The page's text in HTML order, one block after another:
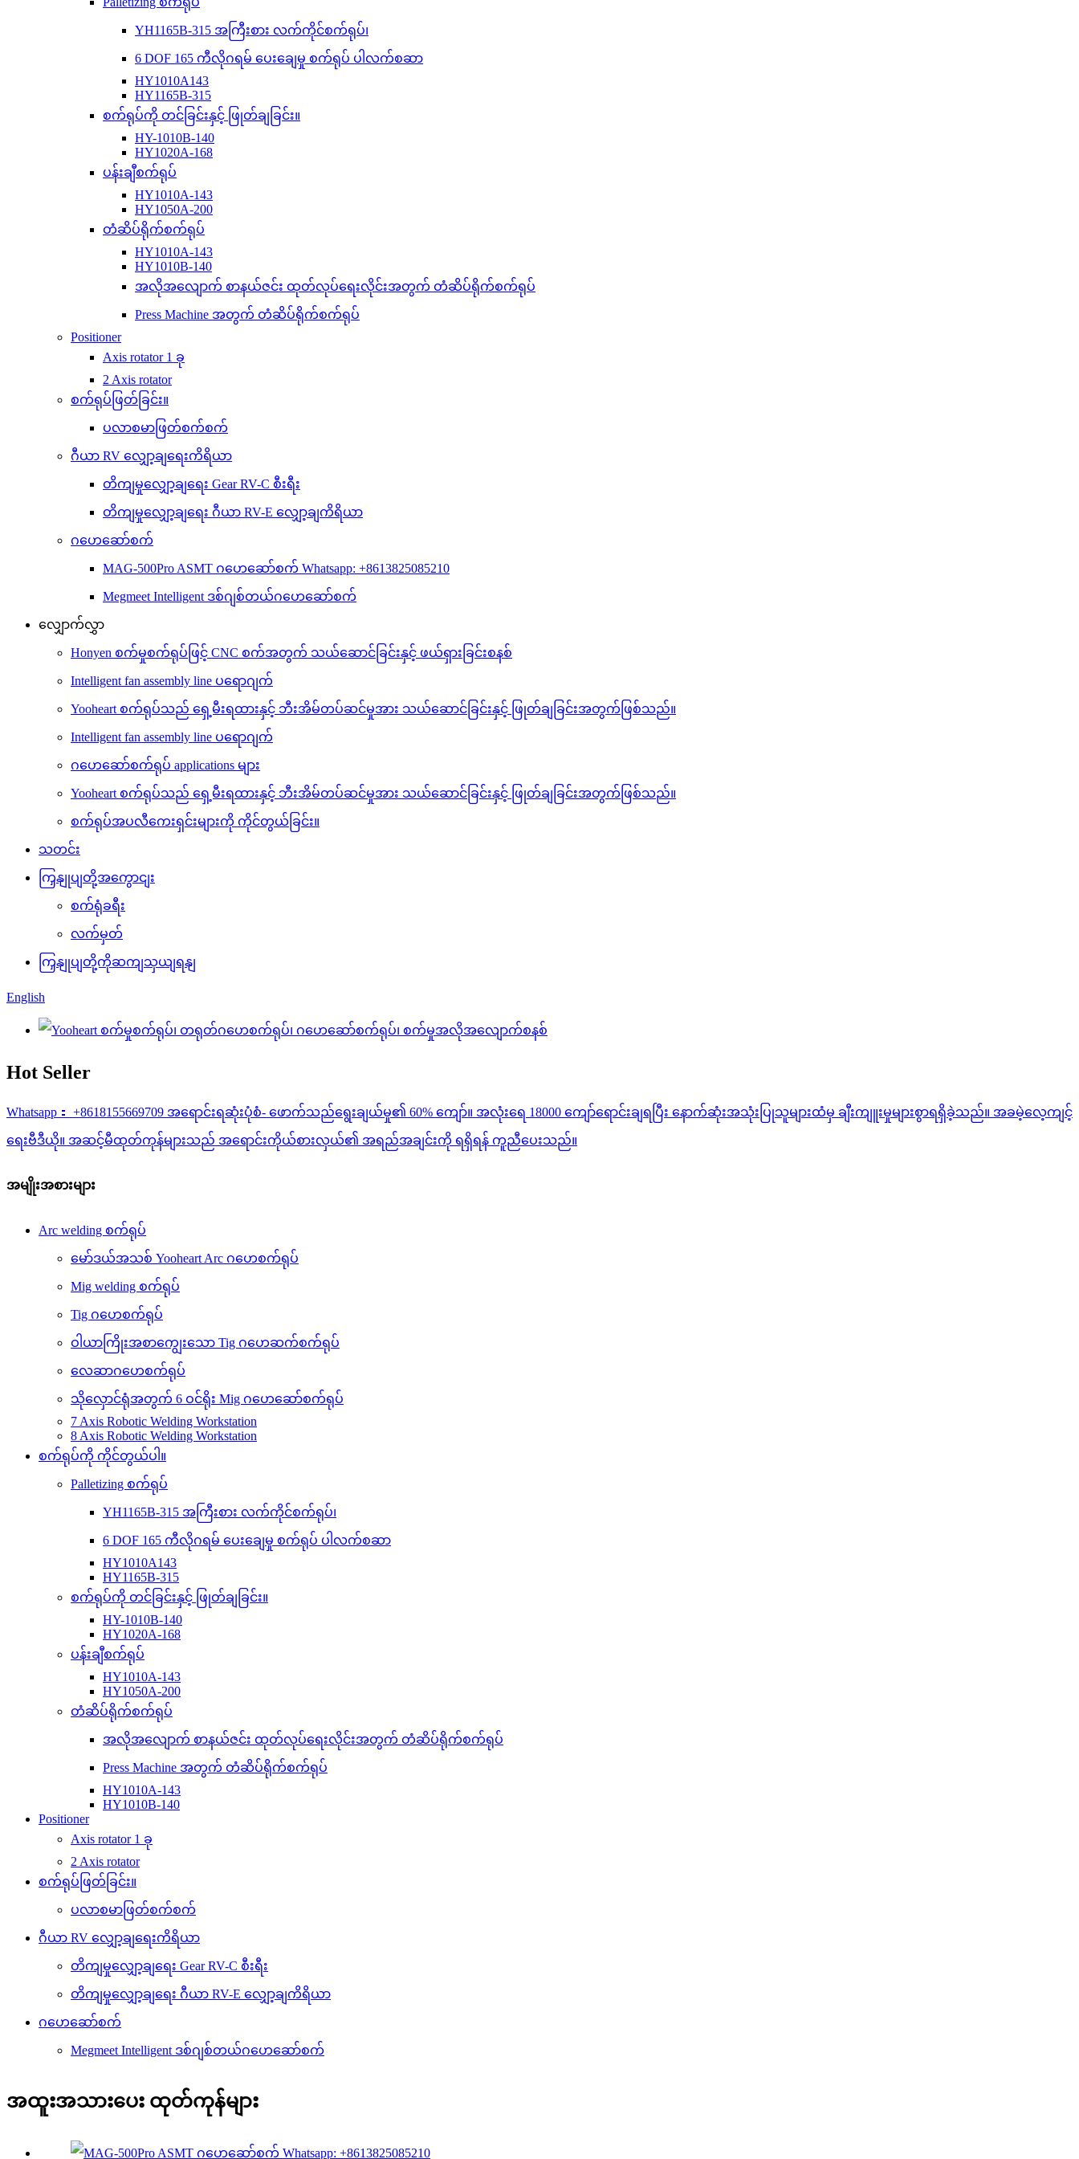
YH1165B-315 အကြီးစား လက်ကိုင်စက်ရုပ်၊
6 DOF 165 ကီလိုဂရမ် ပေးချေမှု စက်ရုပ် ပါလက်စဆာ
HY1010A143
HY1165B-315
စက်ရုပ်ကို တင်ခြင်းနှင့် ဖြုတ်ချခြင်း။
HY-1010B-140
HY1020A-168
ပန်းချီစက်ရုပ်
HY1010A-143
HY1050A-200
တံဆိပ်ရိုက်စက်ရုပ်
HY1010A-143
HY1010B-140
အလိုအလျောက် စာနယ်ဇင်း ထုတ်လုပ်ရေးလိုင်းအတွက် တံဆိပ်ရိုက်စက်ရုပ်
Press Machine အတွက် တံဆိပ်ရိုက်စက်ရုပ်
Positioner
Axis rotator 1 ခု
2 Axis rotator
စက်ရုပ်ဖြတ်ခြင်း။
ပလာစမာဖြတ်စက်စက်
ဂီယာ RV လျှော့ချရေးကိရိယာ
တိကျမှုလျှော့ချရေး Gear RV-C စီးရီး
တိကျမှုလျှော့ချရေး ဂီယာ RV-E လျှော့ချကိရိယာ
ဂဟေဆော်စက်
MAG-500Pro ASMT ဂဟေဆော်စက် Whatsapp: +8613825085210
Megmeet Intelligent ဒစ်ဂျစ်တယ်ဂဟေဆော်စက်
လျှောက်လွှာ
Honyen စက်မှုစက်ရုပ်ဖြင့် CNC စက်အတွက် သယ်ဆောင်ခြင်းနှင့် ဖယ်ရှားခြင်းစနစ်
Intelligent fan assembly line ပရောဂျက်
Yooheart စက်ရုပ်သည် ရှေ့မီးရထားနှင့် ဘီးအိမ်တပ်ဆင်မှုအား သယ်ဆောင်ခြင်းနှင့် ဖြုတ်ချခြင်းအတွက်ဖြစ်သည်။
Intelligent fan assembly line ပရောဂျက်
ဂဟေဆော်စက်ရုပ် applications များ
Yooheart စက်ရုပ်သည် ရှေ့မီးရထားနှင့် ဘီးအိမ်တပ်ဆင်မှုအား သယ်ဆောင်ခြင်းနှင့် ဖြုတ်ချခြင်းအတွက်ဖြစ်သည်။
စက်ရုပ်အပလီကေးရှင်းများကို ကိုင်တွယ်ခြင်း။
သတင်း
ကြှနျုပျတို့အကွောငျး
စက်ရုံခရီး
လက်မှတ်
ကြှနျုပျတို့ကိုဆကျသှယျရနျ
English
Hot Seller
Whatsapp： +8618155669709 အရောင်းရဆုံးပုံစံ- ဖောက်သည်ရွေးချယ်မှု၏ 60% ကျော်။ အလုံးရေ 18000 ကျော်ရောင်းချရပြီး နောက်ဆုံးအသုံးပြုသူများထံမှ ချီးကျူးမှုများစွာရရှိခဲ့သည်။ အခမဲ့လေ့ကျင့်
ရေးဗီဒီယို။ အဆင့်မီထုတ်ကုန်များသည် အရောင်းကိုယ်စားလှယ်၏ အရည်အချင်းကို ရရှိရန် ကူညီပေးသည်။
အမျိုးအစားများ
Arc welding စက်ရုပ်
မော်ဒယ်အသစ် Yooheart Arc ဂဟေစက်ရုပ်
Mig welding စက်ရုပ်
Tig ဂဟေစက်ရုပ်
ဝါယာကြိုးအစာကျွေးသော Tig ဂဟေဆက်စက်ရုပ်
လေဆာဂဟေစက်ရုပ်
သိုလှောင်ရုံအတွက် 6 ဝင်ရိုး Mig ဂဟေဆော်စက်ရုပ်
7 Axis Robotic Welding Workstation
8 Axis Robotic Welding Workstation
စက်ရုပ်ကို ကိုင်တွယ်ပါ။
Palletizing စက်ရုပ်
YH1165B-315 အကြီးစား လက်ကိုင်စက်ရုပ်၊
6 DOF 165 ကီလိုဂရမ် ပေးချေမှု စက်ရုပ် ပါလက်စဆာ
HY1010A143
HY1165B-315
စက်ရုပ်ကို တင်ခြင်းနှင့် ဖြုတ်ချခြင်း။
HY-1010B-140
HY1020A-168
ပန်းချီစက်ရုပ်
HY1010A-143
HY1050A-200
တံဆိပ်ရိုက်စက်ရုပ်
အလိုအလျောက် စာနယ်ဇင်း ထုတ်လုပ်ရေးလိုင်းအတွက် တံဆိပ်ရိုက်စက်ရုပ်
Press Machine အတွက် တံဆိပ်ရိုက်စက်ရုပ်
HY1010A-143
HY1010B-140
Positioner
Axis rotator 1 ခု
2 Axis rotator
စက်ရုပ်ဖြတ်ခြင်း။
ပလာစမာဖြတ်စက်စက်
ဂီယာ RV လျှော့ချရေးကိရိယာ
တိကျမှုလျှော့ချရေး Gear RV-C စီးရီး
တိကျမှုလျှော့ချရေး ဂီယာ RV-E လျှော့ချကိရိယာ
ဂဟေဆော်စက်
Megmeet Intelligent ဒစ်ဂျစ်တယ်ဂဟေဆော်စက်
အထူးအသားပေး ထုတ်ကုန်များ